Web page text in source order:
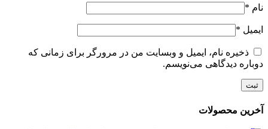
نام *
ایمیل *
ذخیره نام، ایمیل و وبسایت من در مرورگر برای زمانی که
دوباره دیدگاهی می‌نویسم.
آخرین محصولات